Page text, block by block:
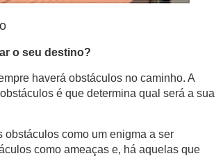
o seu destino?
haverá obstáculos no caminho. A
é que determina qual será a sua
obstáculos como um enigma a ser
como ameaças e, há aquelas que